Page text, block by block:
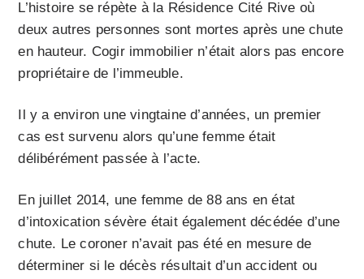
L’histoire se répète à la Résidence Cité Rive où
deux autres personnes sont mortes après une chute
en hauteur. Cogir immobilier n’était alors pas encore
propriétaire de l’immeuble.
Il y a environ une vingtaine d’années, un premier
cas est survenu alors qu’une femme était
délibérément passée à l’acte.
En juillet 2014, une femme de 88 ans en état
d’intoxication sévère était également décédée d’une
chute. Le coroner n’avait pas été en mesure de
déterminer si le décès résultait d’un accident ou